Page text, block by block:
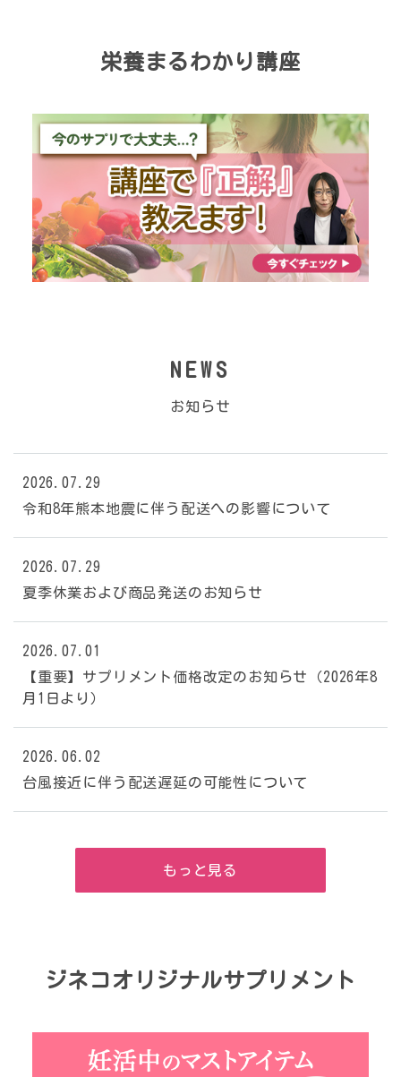
栄養まるわかり講座
NEWS
お知らせ
2026.07.29
令和8年熊本地震に伴う配送への影響について
2026.07.29
夏季休業および商品発送のお知らせ
2026.07.01
【重要】サプリメント価格改定のお知らせ（2026年8
月1日より）
2026.06.02
台風接近に伴う配送遅延の可能性について
もっと見る
ジネコオリジナルサプリメント